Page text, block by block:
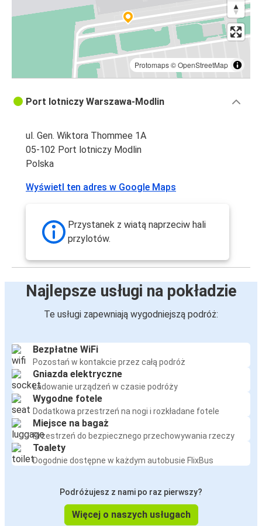
Protomaps©OpenStreetMap
Port lotniczy Warszawa-Modlin
ul. Gen. Wiktora Thommee 1A
05-102 Port lotniczy Modlin
Polska
Wyświetl ten adres w Google Maps
Przystanek z wiatą naprzeciw hali
przylotów.
Najlepsze usługi na pokładzie
Te usługi zapewniają wygodniejszą podróż:
Bezpłatne WiFi
Pozostań w kontakcie przez całą podróż
Gniazda elektryczne
Ładowanie urządzeń w czasie podróży
Wygodne fotele
Dodatkowa przestrzeń na nogi i rozkładane fotele
Miejsce na bagaż
Przestrzeń do bezpiecznego przechowywania rzeczy
Toalety
Dogodnie dostępne w każdym autobusie FlixBus
Podróżujesz z nami po raz pierwszy?
Więcej o naszych usługach